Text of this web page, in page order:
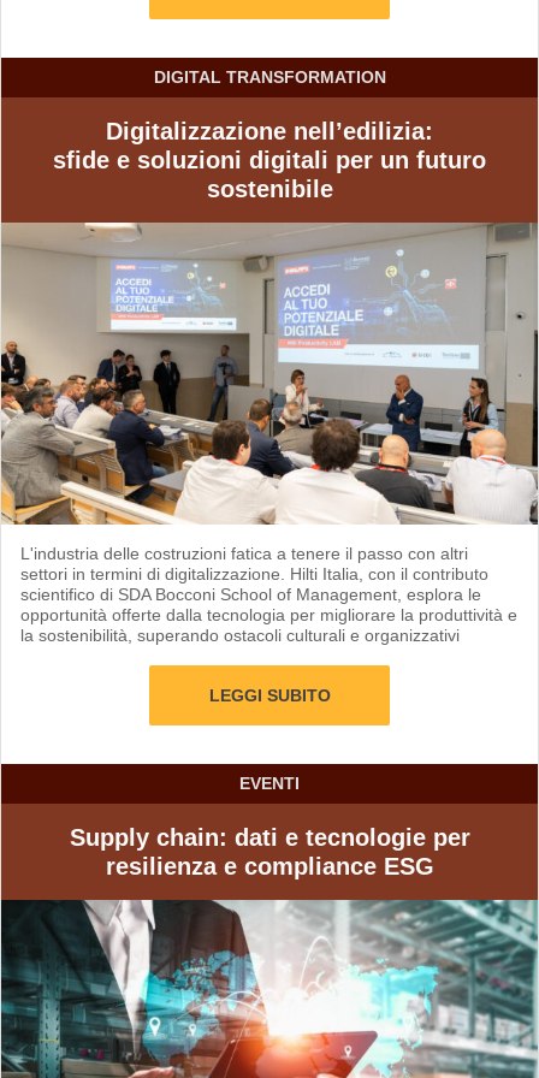
DIGITAL TRANSFORMATION
Digitalizzazione nell’edilizia:
sfide e soluzioni digitali per un futuro
sostenibile
L'industria delle costruzioni fatica a tenere il passo con altri
settori in termini di digitalizzazione. Hilti Italia, con il contributo
scientifico di SDA Bocconi School of Management, esplora le
opportunità offerte dalla tecnologia per migliorare la produttività e
la sostenibilità, superando ostacoli culturali e organizzativi
LEGGI SUBITO
EVENTI
Supply chain: dati e tecnologie per
resilienza e compliance ESG